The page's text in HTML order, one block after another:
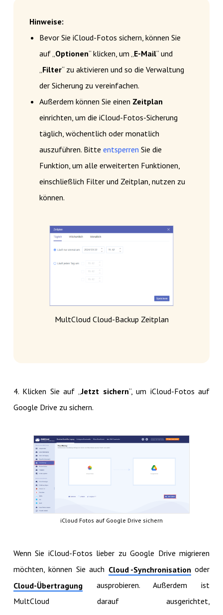
Hinweise:
Bevor Sie iCloud-Fotos sichern, können Sie
auf „ Optionen“ klicken, um „ E-Mail“ und
Filter“ zu aktivieren und so die Verwaltung
der Sicherung zu vereinfachen.
Außerdem können Sie einen Zeitplan
einrichten, um die iCloud-Fotos-Sicherung
täglich, wöchentlich oder monatlich
auszuführen. Bitte entsperren Sie die
Funktion, um alle erweiterten Funktionen,
einschließlich Filter und Zeitplan, nutzen zu
können.
MultCloud Cloud-Backup Zeitplan
4. Klicken Sie auf „Jetzt sichern“, um iCloud-Fotos auf
Google Drive zu sichern.
iCloud Fotos auf Google Drive sichern
Wenn Sie iCloud-Fotos lieber zu Google Drive migrieren
möchten, können Sie auch Cloud -Synchronisation oder
Cloud-Übertragungausprobieren. Außerdem ist
MultCloud darauf ausgerichtet,